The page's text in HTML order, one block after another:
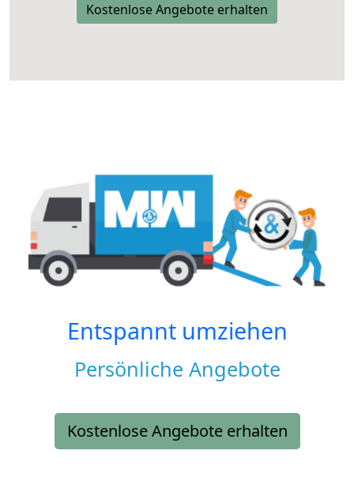
Kostenlose Angebote erhalten
Entspannt umziehen
Persönliche Angebote
Kostenlose Angebote erhalten